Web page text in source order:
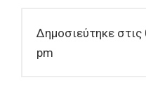
Δημοσιεύτηκε
pm